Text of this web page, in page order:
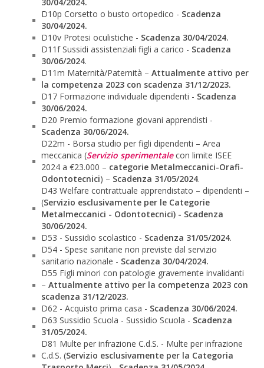
D10p Corsetto o busto ortopedico - Scadenza
30/04/2024.
D10v Protesi oculistiche - Scadenza 30/04/2024.
D11f Sussidi assistenziali figli a carico - Scadenza
30/06/2024.
D11m Maternità/Paternità – Attualmente attivo per
la competenza 2023 con scadenza 31/12/2023.
D17 Formazione individuale dipendenti - Scadenza
30/06/2024.
D20 Premio formazione giovani apprendisti -
Scadenza 30/06/2024.
D22m - Borsa studio per figli dipendenti – Area
meccanica (Servizio sperimentale con limite ISEE
2024 a €23.000 – categorie Metalmeccanici-Orafi-
Odontotecnici) – Scadenza 31/05/2024.
D43 Welfare contrattuale apprendistato – dipendenti –
(Servizio esclusivamente per le Categorie
Metalmeccanici - Odontotecnici) - Scadenza
30/06/2024.
D53 - Sussidio scolastico - Scadenza 31/05/2024.
D54 - Spese sanitarie non previste dal servizio
sanitario nazionale - Scadenza 30/04/2024.
D55 Figli minori con patologie gravemente invalidanti
– Attualmente attivo per la competenza 2023 con
scadenza 31/12/2023.
D62 - Acquisto prima casa - Scadenza 30/06/2024.
D63 Sussidio Scuola - Sussidio Scuola - Scadenza
31/05/2024.
D81 Multe per infrazione C.d.S. - Multe per infrazione
C.d.S. (Servizio esclusivamente per la Categoria